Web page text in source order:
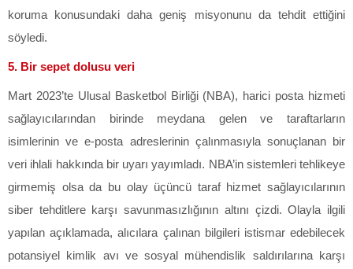
koruma konusundaki daha geniş misyonunu da tehdit ettiğini
söyledi.
5. Bir sepet dolusu veri
Mart 2023’te Ulusal Basketbol Birliği (NBA), harici posta hizmeti
sağlayıcılarından birinde meydana gelen ve taraftarların
isimlerinin ve e-posta adreslerinin çalınmasıyla sonuçlanan bir
veri ihlali hakkında bir uyarı yayımladı. NBA’in sistemleri tehlikeye
girmemiş olsa da bu olay üçüncü taraf hizmet sağlayıcılarının
siber tehditlere karşı savunmasızlığının altını çizdi. Olayla ilgili
yapılan açıklamada, alıcılara çalınan bilgileri istismar edebilecek
potansiyel kimlik avı ve sosyal mühendislik saldırılarına karşı